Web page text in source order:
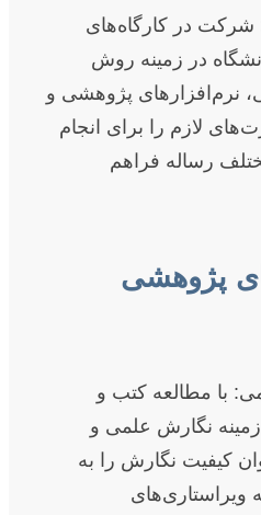
شرکت در کارگاه‌های
در زمینه روش
نرم‌افزارهای پژوهشی و
لازم را برای انجام
رساله فراهم
پژوهشی
با مطالعه کتب و
نگارش علمی و
کیفیت نگارش را به
ویراستاری‌های